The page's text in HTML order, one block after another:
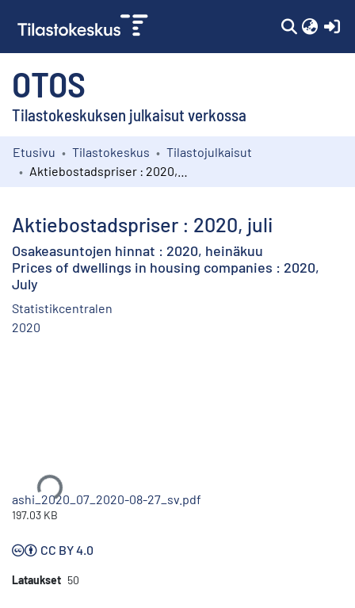
OTOS
Tilastokeskuksen julkaisut verkossa
Kokoelmat
Etusivu Tilastokeskus
Tilastojulkaisut
Aktiebostadspriser : 2020, juli
Osakeasuntojen hinnat : 2020, heinäkuu
Prices of dwellings in housing companies : 2020,
July
Statistikcentralen
2020
ashi_2020_07_2020-08-27_sv.pdf
197.03 KB
CC BY 4.0
Lataukset 50